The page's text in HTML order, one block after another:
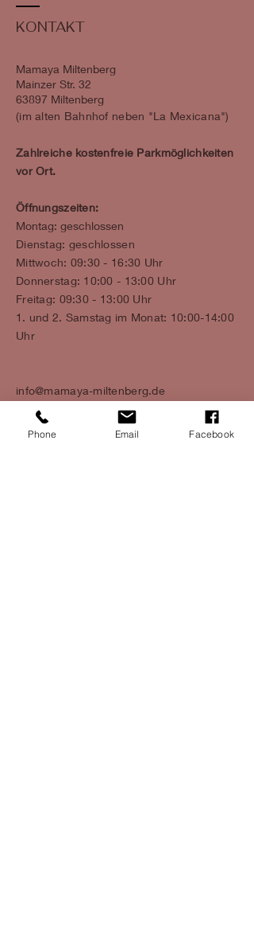
KONTAKT
Mamaya Miltenberg
Mainzer Str. 32
63897 Miltenberg
​​(im alten Bahnhof neben "La Mexicana")
Zahlreiche kostenfreie Parkmöglichkeiten
vor Ort.
Öffnungszeiten:
Montag: geschlossen
Dienstag: geschlossen
Mittwoch: 09:30 - 16:30 Uhr
Donnerstag: 10:00 - 13:00 Uhr
Freitag: 09:30 - 13:00 Uhr
1. und 2. Samstag im Monat: 10:00-14:00
Uhr
info@mamaya-miltenberg.de
Phone Email Facebook